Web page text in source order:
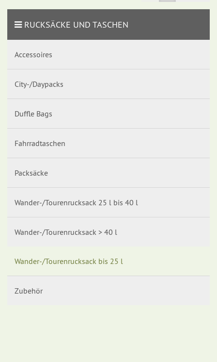
RUCKSÄCKE UND TASCHEN
Accessoires
City-/Daypacks
Duffle Bags
Fahrradtaschen
Packsäcke
Wander-/Tourenrucksack 25 l bis 40 l
Wander-/Tourenrucksack > 40 l
Wander-/Tourenrucksack bis 25 l
Zubehör